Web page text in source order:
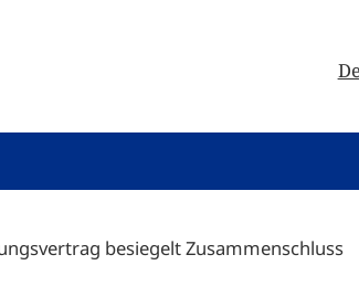
besiegelt Zusammenschluss